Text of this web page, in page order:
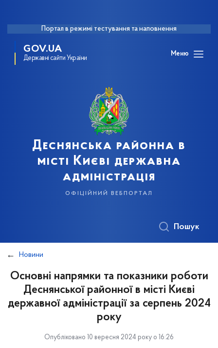
Портал в режимі тестування та наповнення
GOV.UA
Державні сайти України
Меню
Деснянська районна в
місті Києві державна
адміністрація
офіційний вебпортал
Пошук
Новини
Основні напрямки та показники роботи
Деснянської районної в місті Києві
державної адміністрації за серпень 2024
року
Опубліковано 10 вересня 2024 року о 16:26